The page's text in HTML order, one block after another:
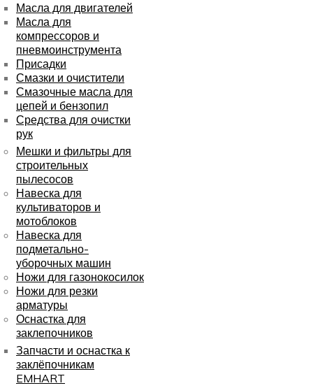
Масла для двигателей
Масла для
компрессоров и
пневмоинструмента
Присадки
Смазки и очистители
Смазочные масла для
цепей и бензопил
Средства для очистки
рук
Мешки и фильтры для
строительных
пылесосов
Навеска для
культиваторов и
мотоблоков
Навеска для
подметально-
уборочных машин
Ножи для газонокосилок
Ножи для резки
арматуры
Оснастка для
заклепочников
Запчасти и оснастка к
заклёпочникам
EMHART